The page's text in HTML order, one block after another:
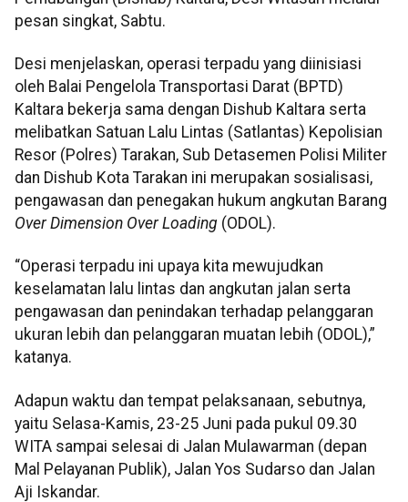
pesan singkat, Sabtu.
Desi menjelaskan, operasi terpadu yang diinisiasi
oleh Balai Pengelola Transportasi Darat (BPTD)
Kaltara bekerja sama dengan Dishub Kaltara serta
melibatkan Satuan Lalu Lintas (Satlantas) Kepolisian
Resor (Polres) Tarakan, Sub Detasemen Polisi Militer
dan Dishub Kota Tarakan ini merupakan sosialisasi,
pengawasan dan penegakan hukum angkutan Barang
Over Dimension Over Loading (ODOL).
“Operasi terpadu ini upaya kita mewujudkan
keselamatan lalu lintas dan angkutan jalan serta
pengawasan dan penindakan terhadap pelanggaran
ukuran lebih dan pelanggaran muatan lebih (ODOL),”
katanya.
Adapun waktu dan tempat pelaksanaan, sebutnya,
yaitu Selasa-Kamis, 23-25 Juni pada pukul 09.30
WITA sampai selesai di Jalan Mulawarman (depan
Mal Pelayanan Publik), Jalan Yos Sudarso dan Jalan
Aji Iskandar.